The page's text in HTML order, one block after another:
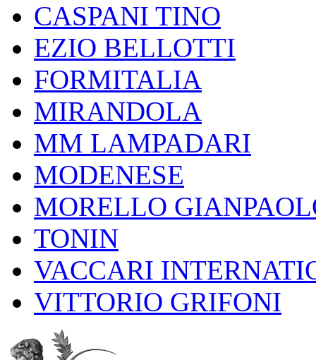
CASPANI TINO
EZIO BELLOTTI
FORMITALIA
MIRANDOLA
MM LAMPADARI
MODENESE
MORELLO
TONIN
VACCARI
VITTORIO GRIFONI